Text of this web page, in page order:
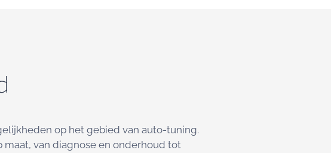
op het gebied van auto-tuning.
van diagnose en onderhoud tot